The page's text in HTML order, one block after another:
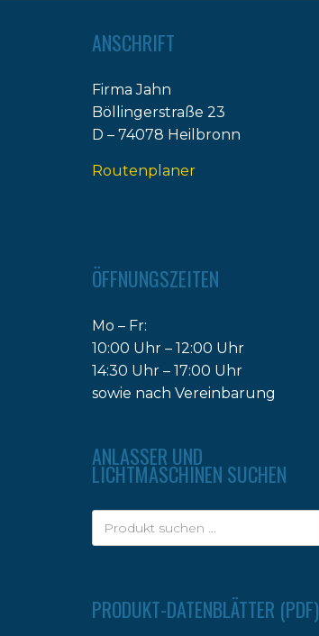
ANSCHRIFT
Firma Jahn
Böllingerstraße 23
D – 74078 Heilbronn
Routenplaner
ÖFFNUNGSZEITEN
Mo – Fr:
10:00 Uhr – 12:00 Uhr
14:30 Uhr – 17:00 Uhr
sowie nach Vereinbarung
ANLASSER UND
LICHTMASCHINEN SUCHEN
PRODUKT-DATENBLÄTTER (PDF)